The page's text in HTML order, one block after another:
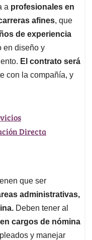
a profesionales en
afines, que
de experiencia
en diseño y
El contrato será
con la compañía, y
Directa
que ser
administrativas,
Deben tener al
cargos de nómina
y manejar